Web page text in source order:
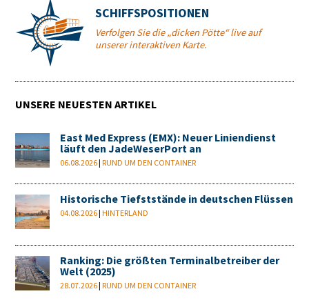
SCHIFFSPOSITIONEN
Verfolgen Sie die „dicken Pötte“ live auf
unserer interaktiven Karte.
UNSERE NEUESTEN ARTIKEL
East Med Express (EMX): Neuer Liniendienst
läuft den JadeWeserPort an
06.08.2026 |RUND UM DEN CONTAINER
Historische Tiefststände in deutschen Flüssen
04.08.2026 |HINTERLAND
Ranking: Die größten Terminalbetreiber der
Welt (2025)
28.07.2026 |RUND UM DEN CONTAINER